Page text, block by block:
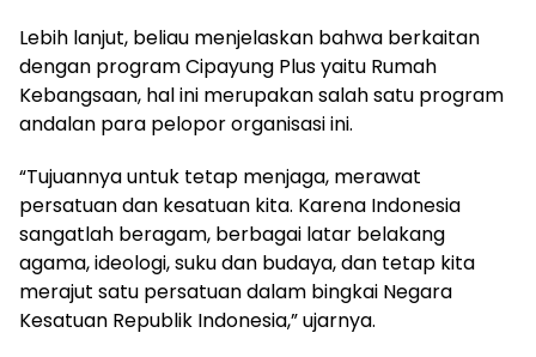
Lebih lanjut, beliau menjelaskan bahwa berkaitan
dengan program Cipayung Plus yaitu Rumah
Kebangsaan, hal ini merupakan salah satu program
andalan para pelopor organisasi ini.
“Tujuannya untuk tetap menjaga, merawat
persatuan dan kesatuan kita. Karena Indonesia
sangatlah beragam, berbagai latar belakang
agama, ideologi, suku dan budaya, dan tetap kita
merajut satu persatuan dalam bingkai Negara
Kesatuan Republik Indonesia,” ujarnya.